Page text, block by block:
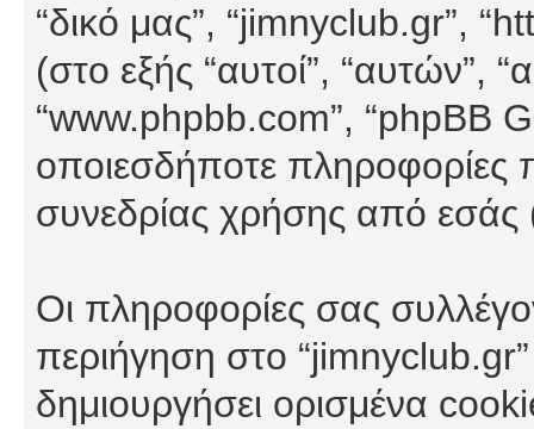
“δικό μας”, “jimnyclub.gr”,
(στο εξής “αυτοί”, “αυτών”,
“www.phpbb.com”, “phpBB
οποιεσδήποτε πληροφορίες
συνεδρίας χρήσης από εσάς
Οι πληροφορίες σας
περιήγηση στο
δημιουργήσει ορισμένα